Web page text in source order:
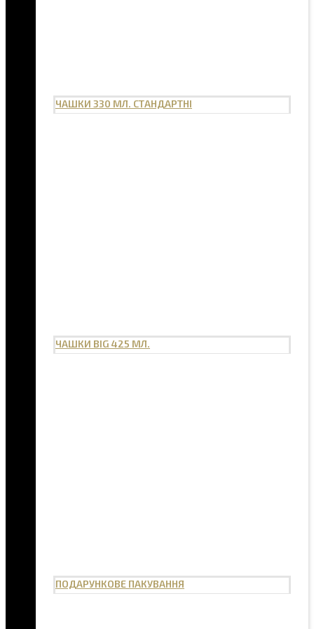
ЧАШКИ 330 МЛ. СТАНДАРТНІ
ЧАШКИ BIG 425 МЛ.
ПОДАРУНКОВЕ ПАКУВАННЯ